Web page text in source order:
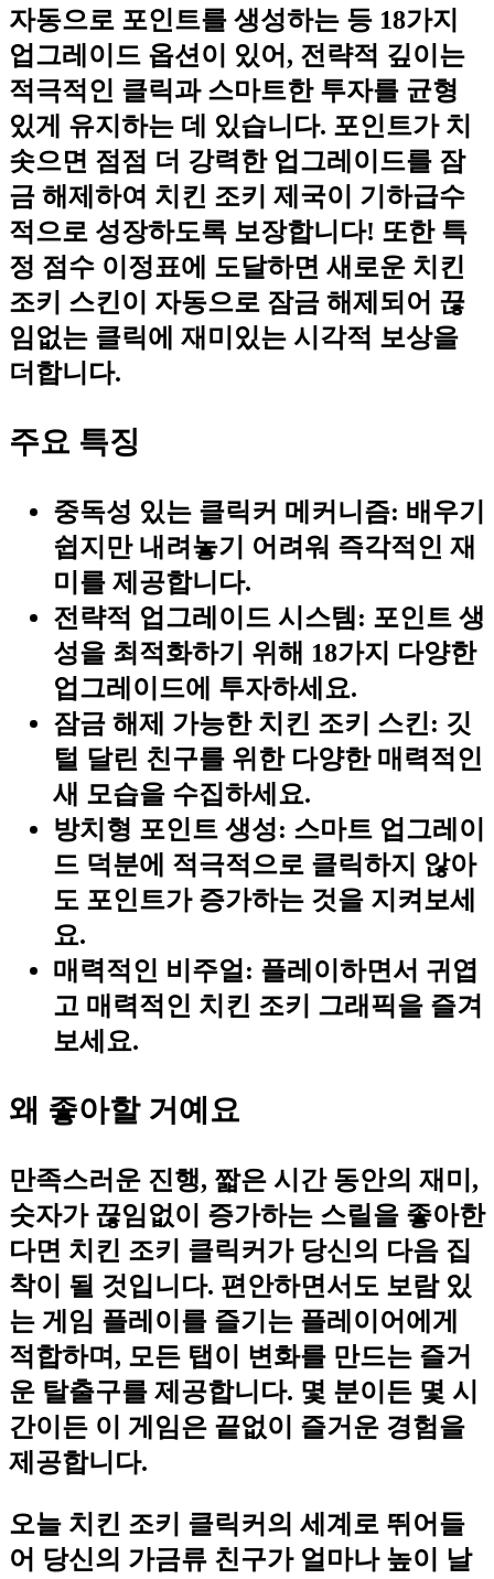
자동으로 포인트를 생성하는 등 18가지
업그레이드 옵션이 있어, 전략적 깊이는
적극적인 클릭과 스마트한 투자를 균형
있게 유지하는 데 있습니다. 포인트가 치
솟으면 점점 더 강력한 업그레이드를 잠
금 해제하여 치킨 조키 제국이 기하급수
적으로 성장하도록 보장합니다! 또한 특
정 점수 이정표에 도달하면 새로운 치킨
조키 스킨이 자동으로 잠금 해제되어 끊
임없는 클릭에 재미있는 시각적 보상을
더합니다.
주요 특징
중독성 있는 클릭커 메커니즘: 배우기
쉽지만 내려놓기 어려워 즉각적인 재
미를 제공합니다.
전략적 업그레이드 시스템: 포인트 생
성을 최적화하기 위해 18가지 다양한
업그레이드에 투자하세요.
잠금 해제 가능한 치킨 조키 스킨: 깃
털 달린 친구를 위한 다양한 매력적인
새 모습을 수집하세요.
방치형 포인트 생성: 스마트 업그레이
드 덕분에 적극적으로 클릭하지 않아
도 포인트가 증가하는 것을 지켜보세
요.
매력적인 비주얼: 플레이하면서 귀엽
고 매력적인 치킨 조키 그래픽을 즐겨
보세요.
왜 좋아할 거예요
만족스러운 진행, 짧은 시간 동안의 재미,
숫자가 끊임없이 증가하는 스릴을 좋아한
다면 치킨 조키 클릭커가 당신의 다음 집
착이 될 것입니다. 편안하면서도 보람 있
는 게임 플레이를 즐기는 플레이어에게
적합하며, 모든 탭이 변화를 만드는 즐거
운 탈출구를 제공합니다. 몇 분이든 몇 시
간이든 이 게임은 끝없이 즐거운 경험을
제공합니다.
오늘 치킨 조키 클릭커의 세계로 뛰어들
어 당신의 가금류 친구가 얼마나 높이 날